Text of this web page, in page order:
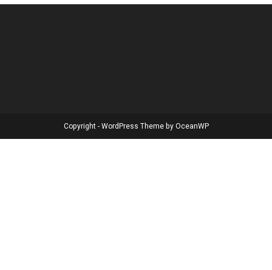
Copyright - WordPress Theme by OceanWP